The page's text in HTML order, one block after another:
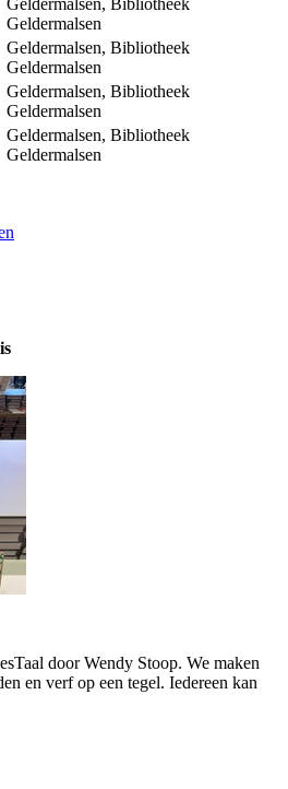
Geldermalsen
Geldermalsen, Bibliotheek
Geldermalsen
Geldermalsen, Bibliotheek
Geldermalsen
Geldermalsen, Bibliotheek
Geldermalsen
door Wendy Stoop. We maken
en verf op een tegel. Iedereen kan